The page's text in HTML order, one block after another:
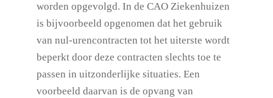
worden opgevolgd. In de CAO Ziekenhuizen
is bijvoorbeeld opgenomen dat het gebruik
van nul-urencontracten tot het uiterste wordt
beperkt door deze contracten slechts toe te
passen in uitzonderlijke situaties. Een
voorbeeld daarvan is de opvang van